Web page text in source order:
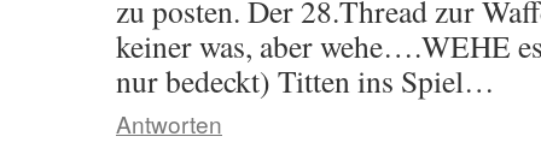
zu posten. Der 28.Thread zur
keiner was, aber wehe….WEHE
nur bedeckt) Titten ins Spiel…
Antworten